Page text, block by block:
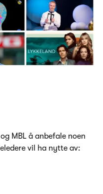
MBL å anbefale noen
vil ha nytte av: